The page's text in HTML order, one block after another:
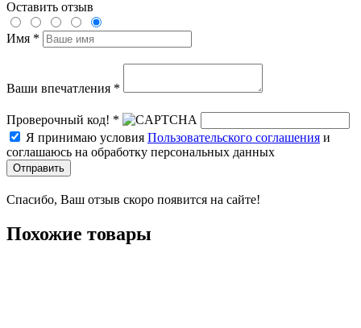
Оставить отзыв
Имя *
Ваши впечатления *
Проверочный код! *
Я принимаю условия Пользовательского соглашения и
соглашаюсь на обработку персональных данных
Отправить
Спасибо, Ваш отзыв скоро появится на сайте!
Похожие товары